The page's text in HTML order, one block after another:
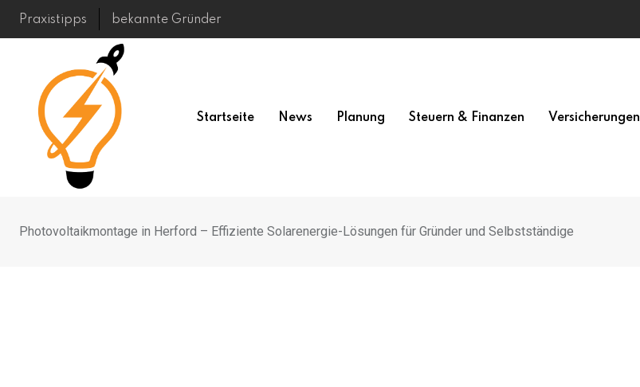
Skip
Praxistipps bekannte Gründer
Startseite News Planung Steuern & Finanzen Versicherungen
Photovoltaikmontage in Herford – Effiziente Solarenergie-Lösungen für Gründer und Selbstständige